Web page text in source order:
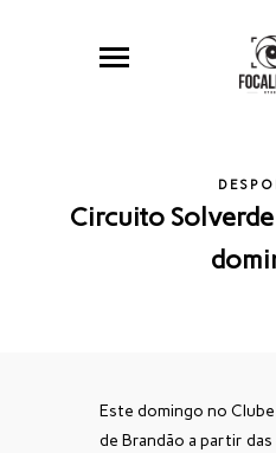
Circuito
Este domingo no
de Brandão a partir